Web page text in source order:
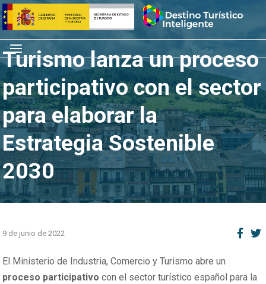
Saltar
al
contenido
Inicio
Menú
Turismo lanza un proceso
participativo con el sector
para elaborar la
Estrategia Sostenible
2030
9 de junio de 2022
El Ministerio de Industria, Comercio y Turismo abre un
proceso participativo con el sector turístico español para la